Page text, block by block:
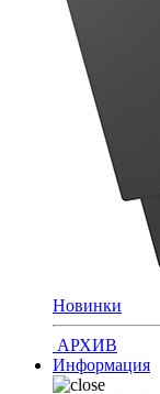
Новинки
АРХИВ
Информация